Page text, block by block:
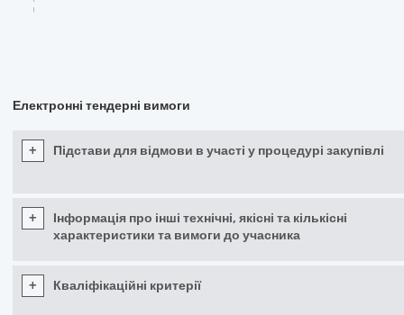
Електронні тендерні вимоги
+ Підстави для відмови в участі у процедурі закупівлі
+
Інформація про інші технічні, якісні та кількісні
характеристики та вимоги до учасника
+ Кваліфікаційні критерії